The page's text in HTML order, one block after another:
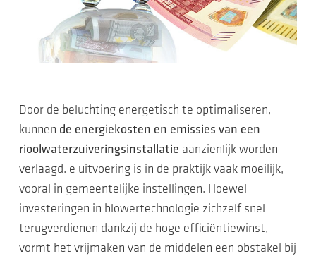
Door de beluchting energetisch te optimaliseren,
kunnen de energiekosten en emissies van een
rioolwaterzuiveringsinstallatie aanzienlijk worden
verlaagd. e uitvoering is in de praktijk vaak moeilijk,
vooral in gemeentelijke instellingen. Hoewel
investeringen in blowertechnologie zichzelf snel
terugverdienen dankzij de hoge efficiëntiewinst,
vormt het vrijmaken van de middelen een obstakel bij